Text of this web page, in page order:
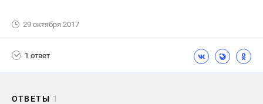
29 октября 2017
1 ответ
ОТВЕТЫ 1